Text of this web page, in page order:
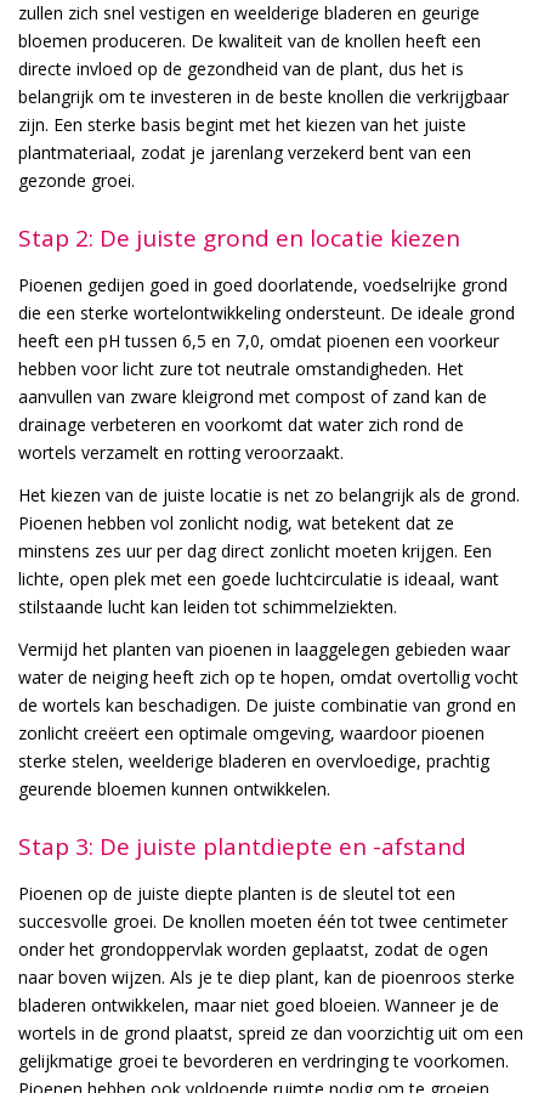
zullen zich snel vestigen en weelderige bladeren en geurige
bloemen produceren. De kwaliteit van de knollen heeft een
directe invloed op de gezondheid van de plant, dus het is
belangrijk om te investeren in de beste knollen die verkrijgbaar
zijn. Een sterke basis begint met het kiezen van het juiste
plantmateriaal, zodat je jarenlang verzekerd bent van een
gezonde groei.
Stap 2: De juiste grond en locatie kiezen
Pioenen gedijen goed in goed doorlatende, voedselrijke grond
die een sterke wortelontwikkeling ondersteunt. De ideale grond
heeft een pH tussen 6,5 en 7,0, omdat pioenen een voorkeur
hebben voor licht zure tot neutrale omstandigheden. Het
aanvullen van zware kleigrond met compost of zand kan de
drainage verbeteren en voorkomt dat water zich rond de
wortels verzamelt en rotting veroorzaakt.
Het kiezen van de juiste locatie is net zo belangrijk als de grond.
Pioenen hebben vol zonlicht nodig, wat betekent dat ze
minstens zes uur per dag direct zonlicht moeten krijgen. Een
lichte, open plek met een goede luchtcirculatie is ideaal, want
stilstaande lucht kan leiden tot schimmelziekten.
Vermijd het planten van pioenen in laaggelegen gebieden waar
water de neiging heeft zich op te hopen, omdat overtollig vocht
de wortels kan beschadigen. De juiste combinatie van grond en
zonlicht creëert een optimale omgeving, waardoor pioenen
sterke stelen, weelderige bladeren en overvloedige, prachtig
geurende bloemen kunnen ontwikkelen.
Stap 3: De juiste plantdiepte en -afstand
Pioenen op de juiste diepte planten is de sleutel tot een
succesvolle groei. De knollen moeten één tot twee centimeter
onder het grondoppervlak worden geplaatst, zodat de ogen
naar boven wijzen. Als je te diep plant, kan de pioenroos sterke
bladeren ontwikkelen, maar niet goed bloeien. Wanneer je de
wortels in de grond plaatst, spreid ze dan voorzichtig uit om een
gelijkmatige groei te bevorderen en verdringing te voorkomen.